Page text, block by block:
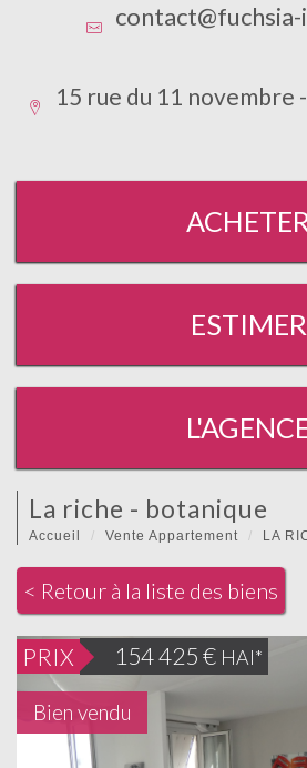
15 rue du 11 novembre
ESTIMER
la riche - botanique
Accueil Vente Appartement LA
< Retour à la liste des biens
PRIX 154 425 € HAI*
Bien vendu